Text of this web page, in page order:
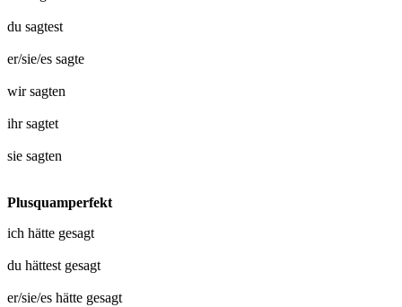
du sagtest
er/sie/es sagte
wirsagten
ihrsagtet
sie sagten
Plusquamperfekt
ich hätte gesagt
du hättest gesagt
er/sie/es hätte gesagt